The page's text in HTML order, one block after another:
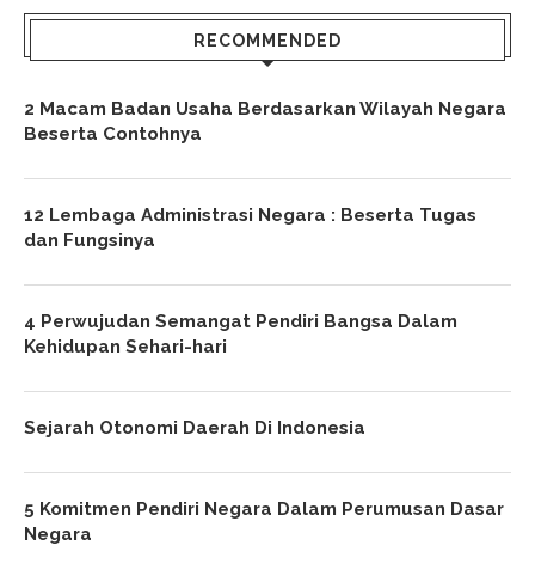
RECOMMENDED
2 Macam Badan Usaha Berdasarkan Wilayah Negara
Beserta Contohnya
12 Lembaga Administrasi Negara : Beserta Tugas
dan Fungsinya
4 Perwujudan Semangat Pendiri Bangsa Dalam
Kehidupan Sehari-hari
Sejarah Otonomi Daerah Di Indonesia
5 Komitmen Pendiri Negara Dalam Perumusan Dasar
Negara